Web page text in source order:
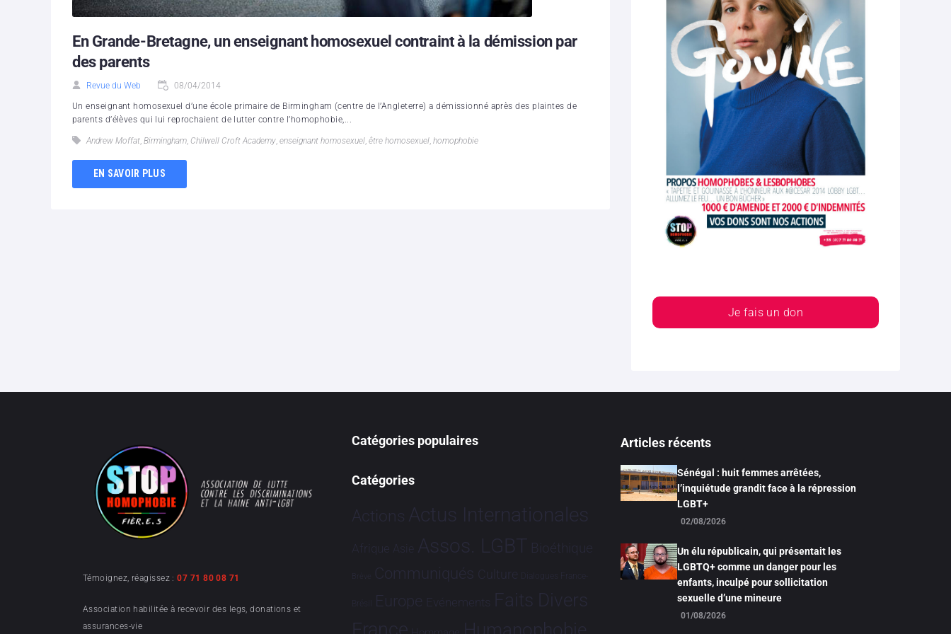
En Grande-Bretagne, un enseignant homosexuel contraint à la démission par
des parents
Revue du Web 08/04/2014
Un enseignant homosexuel d’une école primaire de Birmingham (centre de l’Angleterre) a démissionné après des plaintes de
parents d’élèves qui lui reprochaient de lutter contre l’homophobie,...
Andrew Moffat, Birmingham, Chilwell Croft Academy, enseignant homosexuel, être homosexuel, homophobie
EN SAVOIR PLUS
Je fais un don
Témoignez, réagissez :07 71 80 08 71
Association habilitée à recevoir des legs, donations et
assurances-vie
Catégories populaires
Catégories
Actions Actus Internationales
Afrique Asie Assos. LGBT Bioéthique
Brève Communiqués Culture Dialogues France-
Brésil Europe Evénements Faits Divers
Humanophobie
Articles récents
Sénégal : huit femmes arrêtées,
l’inquiétude grandit face à la répression
LGBT+
02/08/2026
Un élu républicain, qui présentait les
LGBTQ+ comme un danger pour les
enfants, inculpé pour sollicitation
sexuelle d’une mineure
01/08/2026